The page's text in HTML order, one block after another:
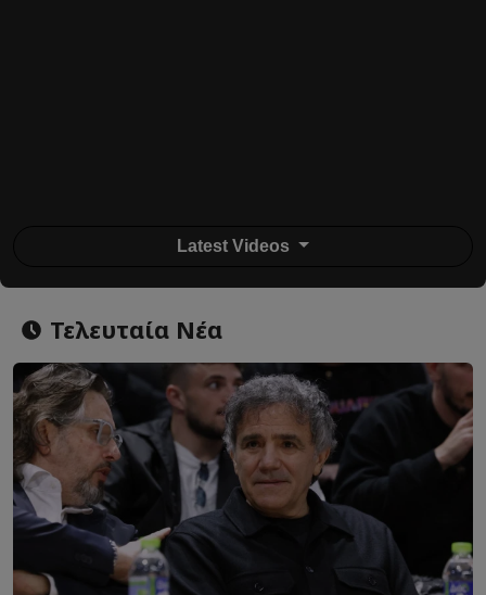
Latest Videos
Τελευταία Νέα